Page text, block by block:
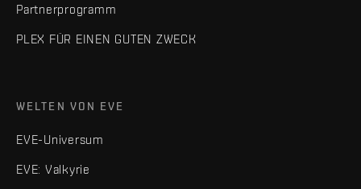
Partnerprogramm
PLEX FÜR EINEN GUTEN ZWECK
WELTEN VON EVE
EVE-Universum
EVE: Valkyrie